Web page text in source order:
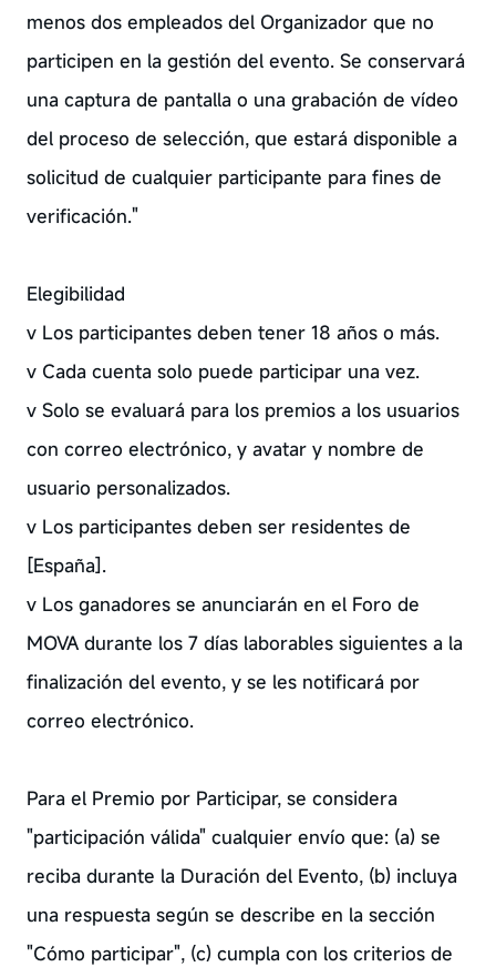
menos dos empleados del Organizador que no
participen en la gestión del evento. Se conservará
una captura de pantalla o una grabación de vídeo
del proceso de selección, que estará disponible a
solicitud de cualquier participante para fines de
verificación."
Elegibilidad
v Los participantes deben tener 18 años o más.
v Cada cuenta solo puede participar una vez.
v Solo se evaluará para los premios a los usuarios
con correo electrónico, y avatar y nombre de
usuario personalizados.
v Los participantes deben ser residentes de
[España].
v Los ganadores se anunciarán en el Foro de
MOVA durante los 7 días laborables siguientes a la
finalización del evento, y se les notificará por
correo electrónico.
Para el Premio por Participar, se considera
"participación válida" cualquier envío que: (a) se
reciba durante la Duración del Evento, (b) incluya
una respuesta según se describe en la sección
"Cómo participar", (c) cumpla con los criterios de